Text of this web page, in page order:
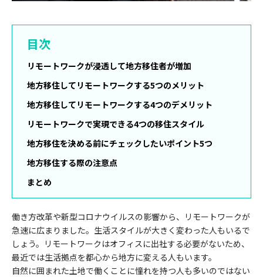
目次
リモートワークが浸透して地方移住者が増加
地方移住してリモートワークする5つのメリット
地方移住してリモートワークする4つのデメリット
リモートワークで実現できる4つの移住スタイル
地方移住を決める前にチェックしたいポイント5つ
地方移住する際の注意点
まとめ
働き方改革や新型コロナウイルスの影響から、リモートワークが
急速に広まりました。生活スタイルが大きく変わった人もいるで
しょう。リモートワークはオフィスに出社する必要がないため、
最近では生活拠点を都心から地方に変える人もいます。
自然に囲まれた土地で働くことに憧れを持つ人も多いのではない